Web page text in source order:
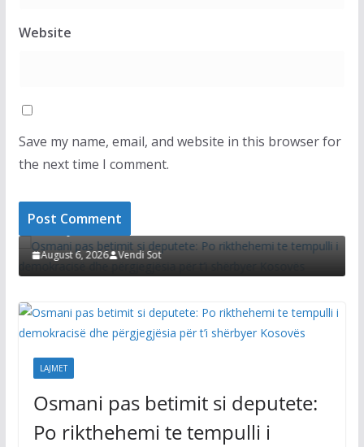
Website
Save my name, email, and website in this browser for
the next time I comment.
LAJMET
tempulli i demokracisë dhe përgjegjësia për t’i
shërbyer Kosovës
August 6, 2026 Vendi Sot
LAJMET
Osmani pas betimit si deputete:
Po rikthehemi te tempulli i